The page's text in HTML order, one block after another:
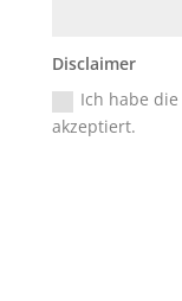
Disclaimer
Ich habe
akzeptiert.